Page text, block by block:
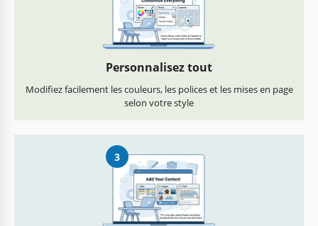
Personnalisez tout
Modifiez facilement les couleurs, les polices et les mises en page
selon votre style
3